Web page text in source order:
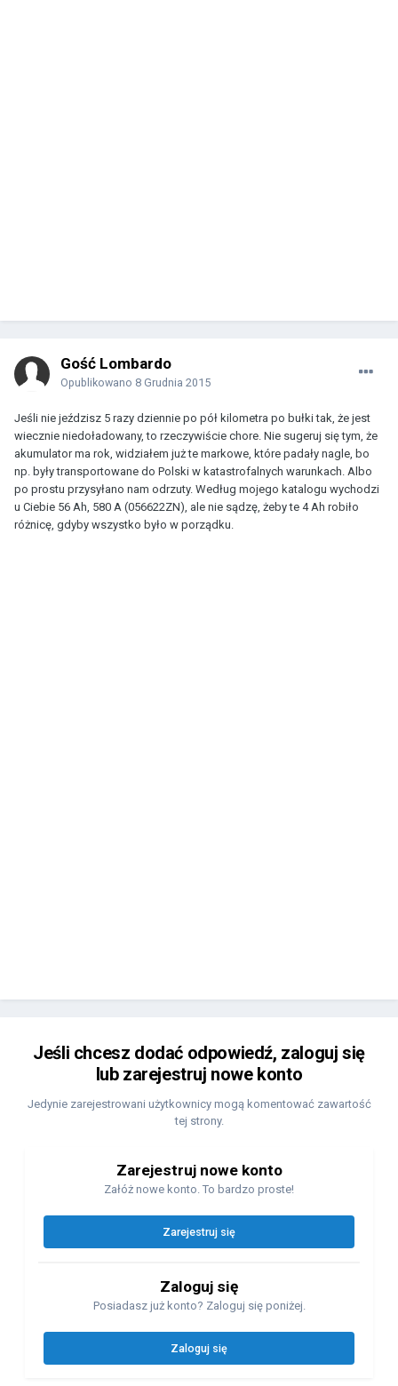
Gość Lombardo
Opublikowano 8 Grudnia 2015
Jeśli nie jeździsz 5 razy dziennie po pół kilometra po bułki tak, że jest
wiecznie niedoładowany, to rzeczywiście chore. Nie sugeruj się tym, że
akumulator ma rok, widziałem już te markowe, które padały nagle, bo
np. były transportowane do Polski w katastrofalnych warunkach. Albo
po prostu przysyłano nam odrzuty. Według mojego katalogu wychodzi
u Ciebie 56 Ah, 580 A (056622ZN), ale nie sądzę, żeby te 4 Ah robiło
różnicę, gdyby wszystko było w porządku.
Jeśli chcesz dodać odpowiedź, zaloguj się
lub zarejestruj nowe konto
Jedynie zarejestrowani użytkownicy mogą komentować zawartość
tej strony.
Zarejestruj nowe konto
Załóż nowe konto. To bardzo proste!
Zarejestruj się
Zaloguj się
Posiadasz już konto? Zaloguj się poniżej.
Zaloguj się